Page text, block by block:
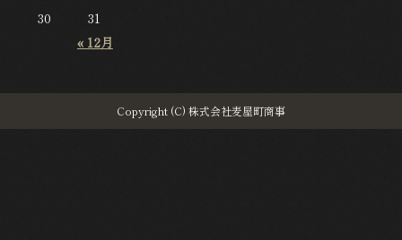
« 12月
30
31
Copyright (C) 株式会社麦屋町商事